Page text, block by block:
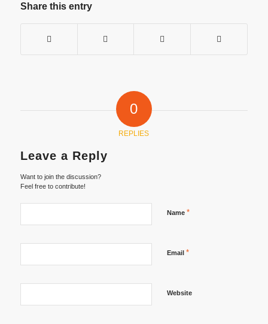
Share this entry
0
REPLIES
Leave a Reply
Want to join the discussion?
Feel free to contribute!
Name *
Email *
Website